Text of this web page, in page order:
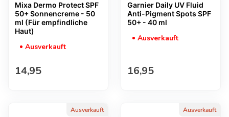
Mixa Dermo Protect SPF
50+ Sonnencreme - 50
ml (Für empfindliche
Haut)
Ausverkauft
Regulärer Preis
14,95
Garnier Daily UV Fluid
Anti-Pigment Spots SPF
50+ - 40 ml
Ausverkauft
Regulärer Preis
16,95
Ausverkauft Ausverkauft